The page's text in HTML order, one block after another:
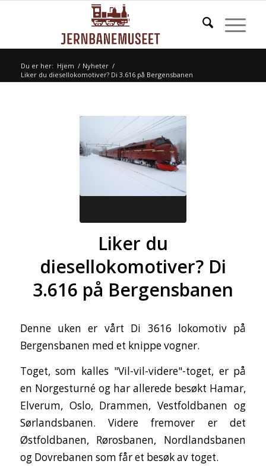
Du er her: Hjem / Nyheter /
Liker du diesellokomotiver? Di 3.616 på Bergensbanen
Liker du
diesellokomotiver? Di
3.616 på Bergensbanen
Denne uken er vårt Di 3616 lokomotiv på
Bergensbanen med et knippe vogner.
Toget, som kalles "Vil-vil-videre"-toget, er på
en Norgesturné og har allerede besøkt Hamar,
Elverum, Oslo, Drammen, Vestfoldbanen og
Sørlandsbanen. Videre fremover er det
Østfoldbanen, Rørosbanen, Nordlandsbanen
og Dovrebanen som får et besøk av toget.